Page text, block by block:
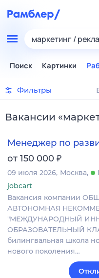
маркетинг /
Поиск Картинки
Фильтры
Вакансии «
Менеджер по
от 150 000 ₽
09 июля 2026 Москва
jobcart
Вакансия компании
АВТОНОМНАЯ
"МЕЖДУНАРОДНЫЙ
ОБРАЗОВАТЕЛЬНЫЙ
билингвальная школа
нового поколения…